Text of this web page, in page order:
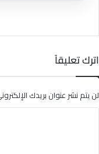
اترك تعليقاً
لن يتم نشر عنوان بريدك